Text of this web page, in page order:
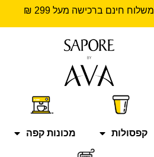
משלוח חינם ברכישה מעל 299 ₪
קפסולות מכונות קפה